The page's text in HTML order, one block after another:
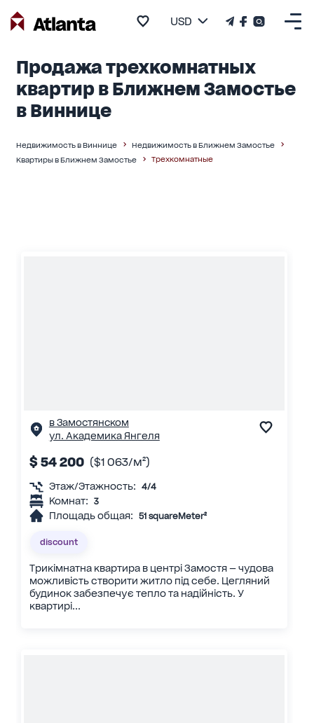
USD
Продажа трехкомнатных
квартир в Ближнем Замостье
в Виннице
Недвижимость в Виннице
Недвижимость в Ближнем Замостье
Квартиры в Ближнем Замостье
Трехкомнатные
в Замостянском
ул. Академика Янгеля
$ 54 200 ($1 063/м²)
Этаж/Этажность: 4/4
Комнат: 3
Площадь общая: 51 squareMeter²
discount
Трикімнатна квартира в центрі Замостя — чудова
можливість створити житло під себе. Цегляний
будинок забезпечує тепло та надійність. У
квартирі...